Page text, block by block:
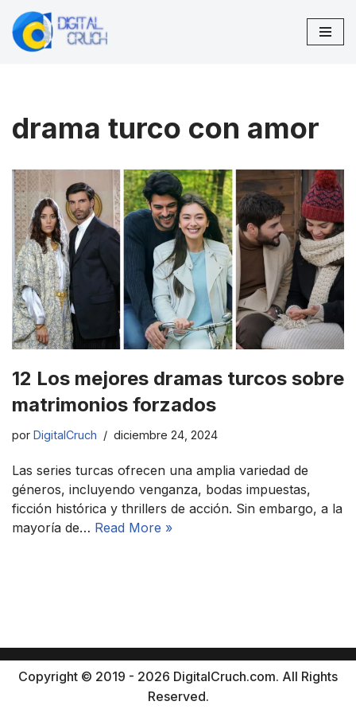
Saltar
drama turco con amor
12 Los mejores dramas turcos sobre
matrimonios forzados
por DigitalCruch diciembre 24, 2024
Las series turcas ofrecen una amplia variedad de
géneros, incluyendo venganza, bodas impuestas,
ficción histórica y thrillers de acción. Sin embargo, a la
mayoría de… Read More »
Copyright © 2019 - 2026 DigitalCruch.com. All Rights
Reserved.